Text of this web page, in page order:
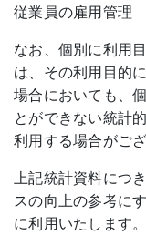
従業員の雇用管理
なお、個別に利用
は、その利用目的
場合においても、
とができない統計
利用する場合がござ
上記統計資料につ
スの向上の参考に
に利用いたします。